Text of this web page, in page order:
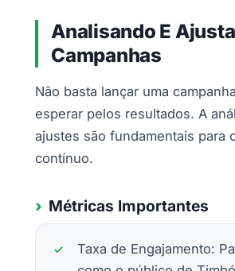
Analisando E
Campanhas
Não basta lançar uma
esperar pelos resultados. A
ajustes são fundamentais para
contínuo.
Métricas Importantes
Taxa de Engajamento: